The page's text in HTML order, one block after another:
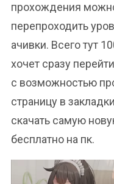
прохождения
перепроходить
ачивки. Всего тут
хочет сразу
с возможностью
страницу в
скачать самую
бесплатно на пк.